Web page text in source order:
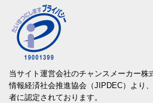
当サイト運営会社のチャンスメーカー株
情報経済社会推進協会（JIPDEC）より
者に認定されております。